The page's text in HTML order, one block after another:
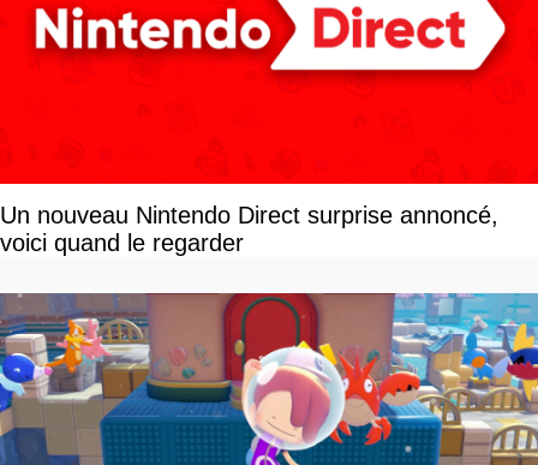
Un nouveau Nintendo Direct surprise annoncé,
voici quand le regarder